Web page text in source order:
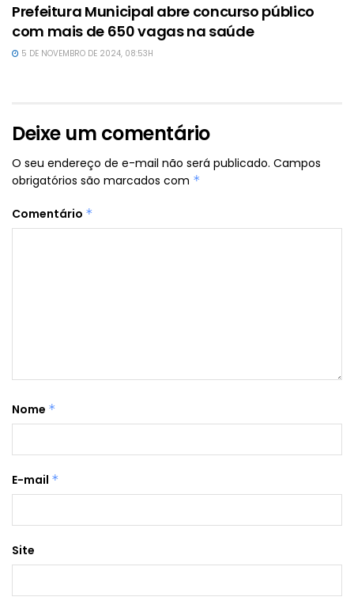
Prefeitura Municipal abre concurso público
com mais de 650 vagas na saúde
5 DE NOVEMBRO DE 2024, 08:53H
Deixe um comentário
O seu endereço de e-mail não será publicado. Campos
obrigatórios são marcados com *
Comentário *
Nome *
E-mail *
Site